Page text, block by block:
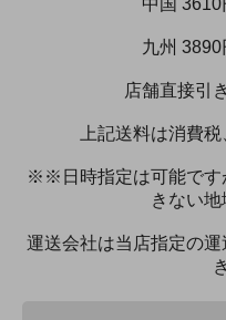
中国
九州
店舗直接引
上記送料は消費税
※※日時指定は可能です
きない地
運送会社は当店指定の